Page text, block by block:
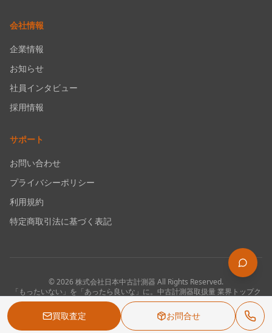
買取査定 お問合せ
会社情報
企業情報
お知らせ
社員インタビュー
採用情報
サポート
お問い合わせ
プライバシーポリシー
利用規約
特定商取引法に基づく表記
©2026株式会社日本中古計測器 All Rights Reserved.
「もったいない」を「あったら良いな」に。中古計測器取扱量 業界トップク
ラス。